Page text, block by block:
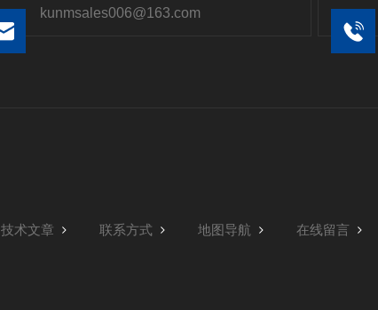
kunmsales006@163.com
技术文章 联系方式 地图导航 在线留言